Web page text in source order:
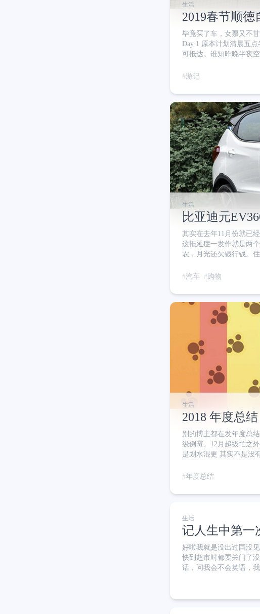
生活
2019春节顺德
毕竟买了车，女票又不
Day 1 原本计划清晨五
可抵达。谁知昨晚半夜
吃午饭 一路顺畅抵达虎
游记
生活
比亚迪元
其实在去年11月份就已
这拖延症一发作就是两个多月，我大概是没救了?
农，月光还欠银行钱。
班，人行道坑坑洼洼人
汽车 购物
生活
2018 年度总结
别的博主都在发年度总
级倒霉、12月超级忙之
是划水混更 其实不是没
罢了? 曾经有几年我常
年度总结
生活
记人生中第一
好啦我就是没出过国没
快到超市时都要关门了
话，问我会不会英语，
出夸张的惊喜状，问我
接转过身去